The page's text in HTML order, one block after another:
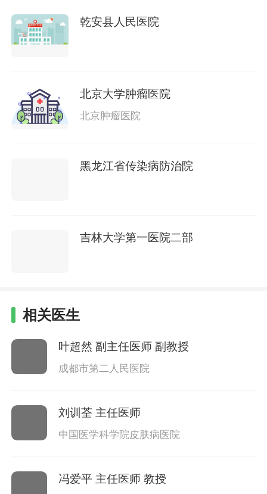
乾安县人民医院
北京大学肿瘤医院
北京肿瘤医院
黑龙江省传染病防治院
吉林大学第一医院二部
相关医生
叶超然 副主任医师 副教授
成都市第二人民医院
刘训荃 主任医师
中国医学科学院皮肤病医院
冯爱平 主任医师 教授